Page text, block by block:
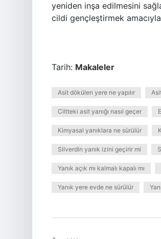
yeniden inşa edilmesini
cildi gençleştirmek
Tarih: Makaleler
Asit dökülen yere ne yapılır
Ciltteki asit yanığı nasıl geçer
Kimyasal yanıklara ne sürülür
Silverdin yanık izini geçirir mi
Yanık açık mı kalmalı kapalı mı
Yanık yere evde ne sürülür